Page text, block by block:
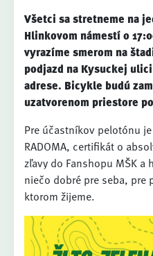
Všetci sa stretneme na
Hlinkovom námestí o
vyrazíme smerom na
podjazd na Kysuckej
adrese. Bicykle budú
uzatvorenom priestore
Pre účastníkov pelotónu
RADOMA, certifikát o
zľavy do Fanshopu MŠK
niečo dobré pre seba, pre
ktorom žijeme.